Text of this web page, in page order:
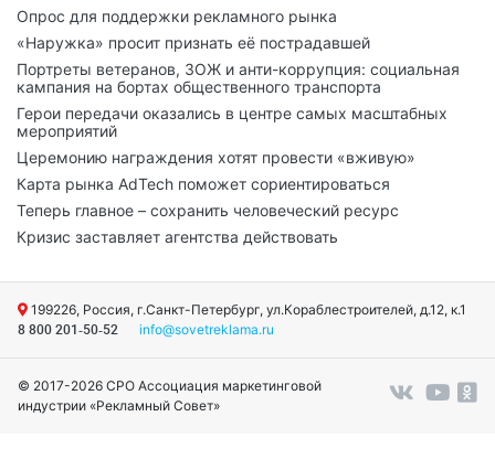
Опрос для поддержки рекламного рынка
«Наружка» просит признать её пострадавшей
Портреты ветеранов, ЗОЖ и анти-коррупция: социальная
кампания на бортах общественного транспорта
Герои передачи оказались в центре самых масштабных
мероприятий
Церемонию награждения хотят провести «вживую»
Карта рынка AdTech поможет сориентироваться
Теперь главное – сохранить человеческий ресурс
Кризис заставляет агентства действовать
199226, Россия, г.Санкт-Петербург, ул.Кораблестроителей, д.12, к.1
8 800 201-50-52 info@sovetreklama.ru
© 2017-2026 СРО Ассоциация маркетинговой
индустрии «Рекламный Совет»